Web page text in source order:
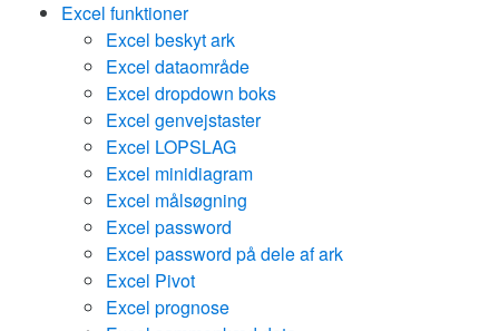
Excel funktioner
Excel beskyt ark
Excel dataområde
Excel dropdown boks
Excel genvejstaster
Excel LOPSLAG
Excel minidiagram
Excel målsøgning
Excel password
Excel password på dele af ark
Excel Pivot
Excel prognose